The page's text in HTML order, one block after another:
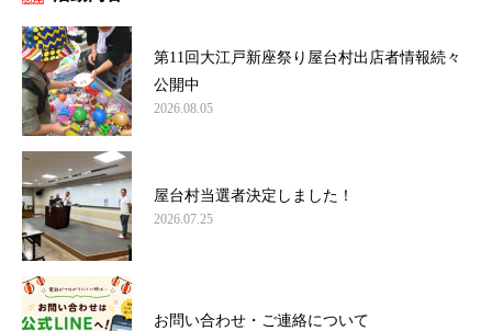
第11回大江戸新座祭り屋台村出店者情報続々
公開中
2026.08.05
屋台村当選者決定しました！
2026.07.25
お問い合わせ・ご連絡について